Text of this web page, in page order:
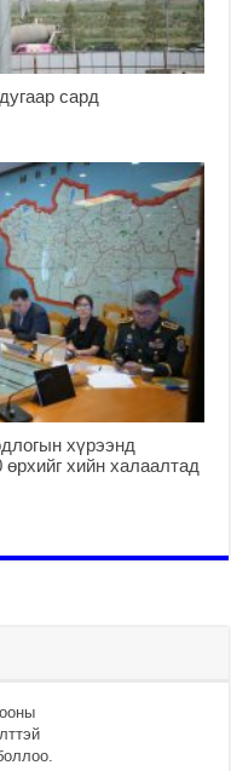
сард
хүрээнд
өрхийг хийн халаалтад